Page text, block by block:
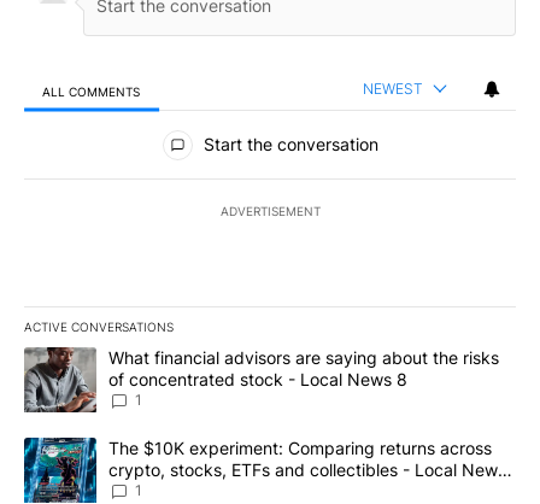
ALL COMMENTS NEWEST
All Comments
Start the conversation
ADVERTISEMENT
ACTIVE CONVERSATIONS
The following is a list of the most commented articles in the last
A trending article titled "What financial advisors are saying
What financial advisors are saying about the risks
of concentrated stock - Local News 8
1
A trending article titled "The $10K experiment: Comparing
The $10K experiment: Comparing returns across
crypto, stocks, ETFs and collectibles - Local News
8
1